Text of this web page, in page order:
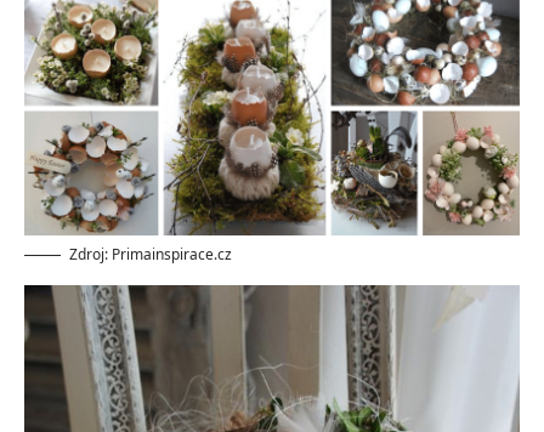
Zdroj: Primainspirace.cz